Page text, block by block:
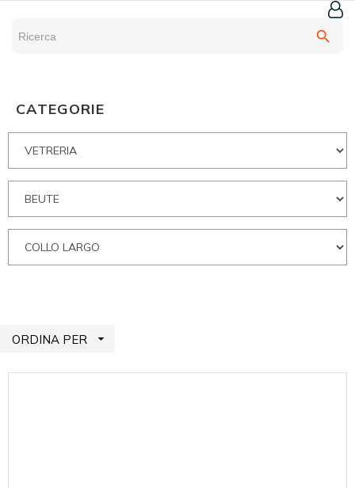
search
CATEGORIE
ORDINA PER 